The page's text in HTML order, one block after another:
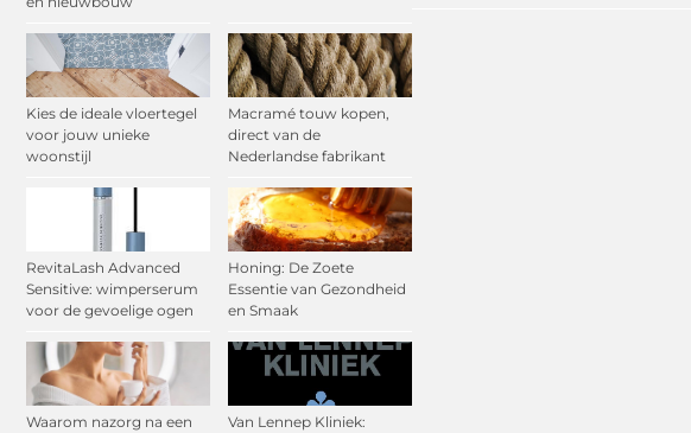
Kies de ideale vloertegel
voor jouw unieke
woonstijl
Macramé touw kopen,
direct van de
Nederlandse fabrikant
RevitaLash Advanced
Sensitive: wimperserum
voor de gevoelige ogen
Honing: De Zoete
Essentie van Gezondheid
en Smaak
Waarom nazorg na een
Van Lennep Kliniek: